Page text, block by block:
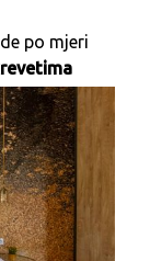
po mjeri